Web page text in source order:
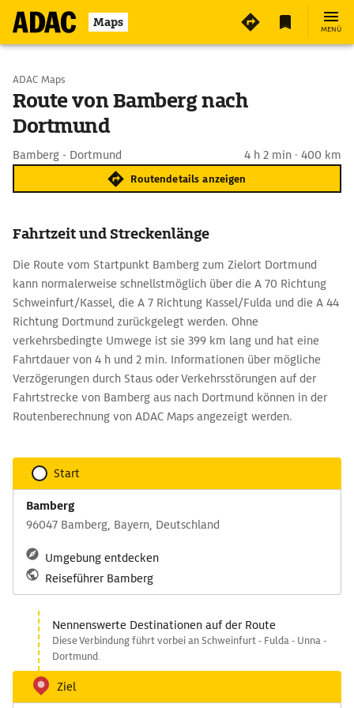
Maps MENÜ
Start wählen
Ziel eingeben
ADAC Maps
Route von Bamberg nach
Dortmund
Bamberg - Dortmund 4 h 2 min · 400 km
Routendetails anzeigen
Fahrtzeit und Streckenlänge
Die Route vom Startpunkt Bamberg zum Zielort Dortmund
kann normalerweise schnellstmöglich über die A 70 Richtung
Schweinfurt/Kassel, die A 7 Richtung Kassel/Fulda und die A 44
Richtung Dortmund zurückgelegt werden. Ohne
verkehrsbedingte Umwege ist sie 399 km lang und hat eine
Fahrtdauer von 4 h und 2 min. Informationen über mögliche
Verzögerungen durch Staus oder Verkehrsstörungen auf der
Fahrtstrecke von Bamberg aus nach Dortmund können in der
Routenberechnung von ADAC Maps angezeigt werden.
Start
Bamberg
96047 Bamberg, Bayern, Deutschland
Umgebung entdecken
Reiseführer Bamberg
Nennenswerte Destinationen auf der Route
Diese Verbindung führt vorbei an Schweinfurt - Fulda - Unna -
Dortmund.
Ziel